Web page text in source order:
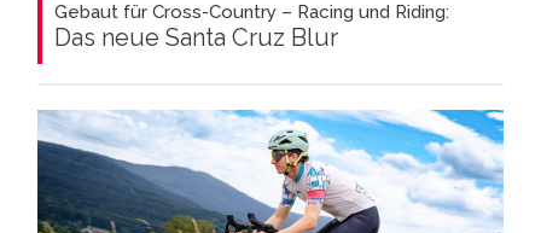
Gebaut für Cross-Country – Racing und Riding:
Das neue Santa Cruz Blur